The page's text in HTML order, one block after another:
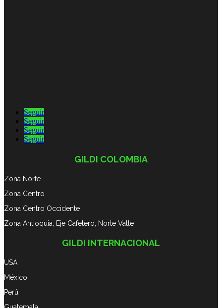
Seguir
Seguir
Seguir
Seguir
GILDI COLOMBIA
Zona Norte
Zona Centro
Zona Centro Occidente
Zona Antioquia, Eje Cafetero, Norte Valle
GILDI INTERNACIONAL
USA
México
Perú